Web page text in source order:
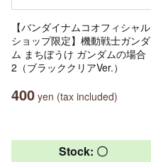
【バンダイナムコオフィシャル
ショップ限定】機動戦士ガンダ
ム まちぼうけ ガンダムの場合
2（ブラッククリアVer.）
400 yen (tax included)
Stock: 〇